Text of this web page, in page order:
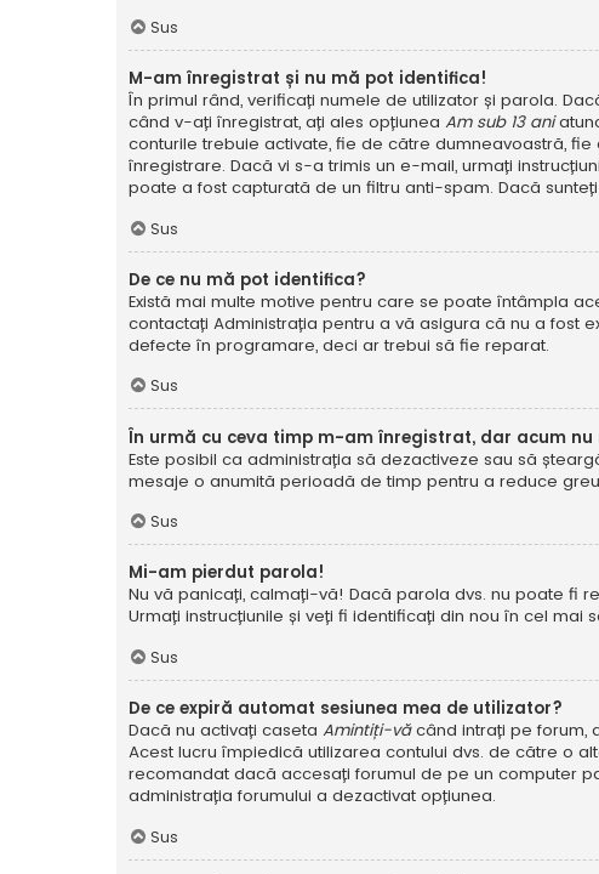
Sus
M-am înregistrat și nu mă pot identifica!
În primul rând, verificați numele de utilizator și parola.
când v-ați înregistrat, ați ales opțiunea Am sub 13 ani
conturile trebuie activate, fie de către dumneavoastră,
înregistrare. Dacă vi s-a trimis un e-mail, urmați
poate a fost capturată de un filtru anti-spam. Dacă
Sus
De ce nu mă pot identifica?
Există mai multe motive pentru care se poate întâmpla
contactați Administrația pentru a vă asigura că nu a fost
defecte în programare, deci ar trebui să fie reparat.
Sus
În urmă cu ceva timp m-am înregistrat, dar acum nu
Este posibil ca administrația să dezactiveze sau să
mesaje o anumită perioadă de timp pentru a reduce
Sus
Mi-am pierdut parola!
Nu vă panicați, calmați-vă! Dacă parola dvs. nu poate fi
Urmați instrucțiunile și veți fi identificați din nou în cel mai
Sus
De ce expiră automat sesiunea mea de utilizator?
Dacă nu activați caseta Amintiți-văcând intrați pe forum,
Acest lucru împiedică utilizarea contului dvs. de către o
recomandat dacă accesați forumul de pe un computer
administrația forumului a dezactivat opțiunea.
Sus